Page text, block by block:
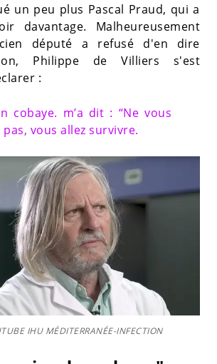
un peu plus Pascal Praud, qui a
davantage. Malheureusement
député a refusé d'en dire
Philippe de Villiers s'est
:
cobaye. m’a dit : “Ne vous
vous allez survivre.
IHU MÉDITERRANÉE-INFECTION